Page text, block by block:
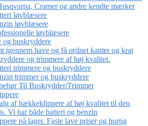
Cramer og andre kendte mærker
løvblæsere
løvblæsere
løvblæsere
og buskryddere
igennem have og få ordnet kanter og krat
og trimmere af høj kvalitet.
trimmere og buskryddere
trimmer og buskryddere
Til Buskrydder/Trimmer
af hækkeklippere af høj kvalitet til den
Vi har både batteri og benzin
på lager. Faste lave priser og hurtig